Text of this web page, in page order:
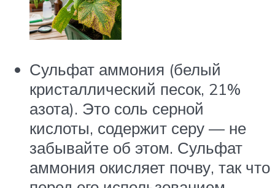
Сульфат аммония (белый
кристаллический песок, 21%
азота). Это соль серной
кислоты, содержит серу — не
забывайте об этом. Сульфат
аммония окисляет почву, так что